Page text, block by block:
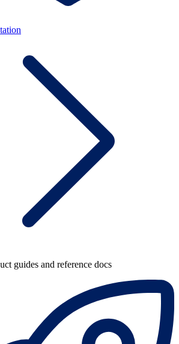
guides and reference docs